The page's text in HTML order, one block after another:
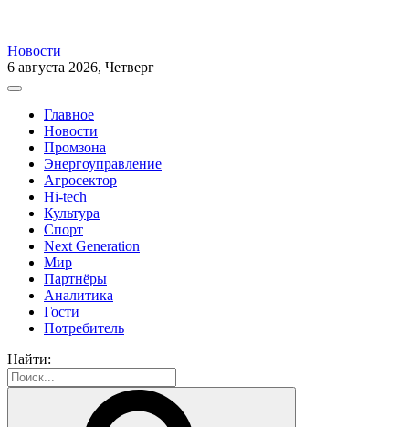
Новости
6 августа 2026, Четверг
Главное
Новости
Промзона
Энергоуправление
Агросектор
Hi-tech
Культура
Спорт
Next Generation
Мир
Партнёры
Аналитика
Гости
Потребитель
Найти: